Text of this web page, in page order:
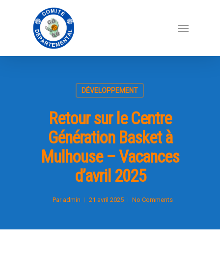
DÉVELOPPEMENT
Retour sur le Centre
Génération Basket à
Mulhouse – Vacances
d’avril 2025
Par admin 21 avril 2025 No Comments